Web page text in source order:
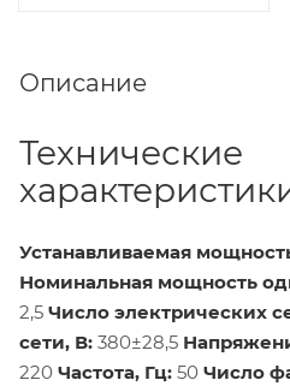
Описание
Технические
Устанавливаемая
Номинальная мощность
2,5 Число электрических
сети, В: 380±28,5
220 Частота, Гц: 50 Число